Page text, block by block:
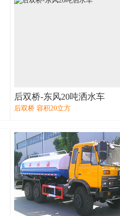
后双桥-东风20吨洒水车
后双桥 容积20立方